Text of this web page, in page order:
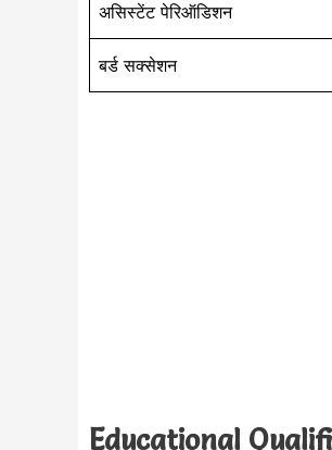
असिस्टेंट पेरिऑडिशन
बर्ड सक्सेशन
Educational